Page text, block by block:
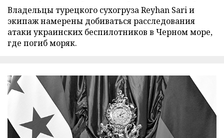
Владельцы турецкого сухогруза Reyhan Sari и
экипаж намерены добиваться расследования
атаки украинских беспилотников в Черном море,
где погиб моряк.